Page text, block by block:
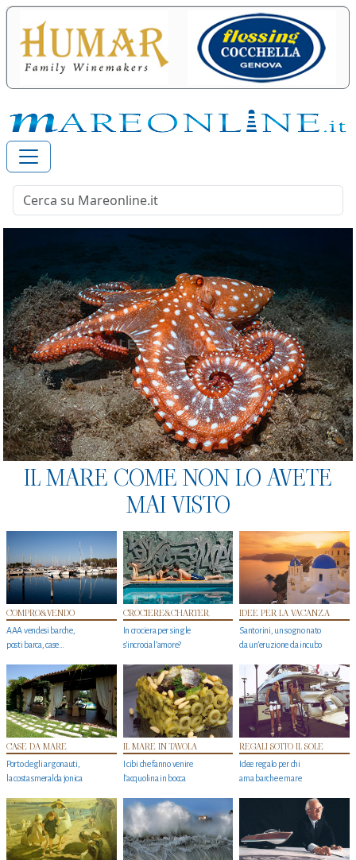
IL MARE COME NON LO AVETE
MAI VISTO
COMPRO&VENDO
AAA vendesi barche,
posti barca, case…
CROCIERE&CHARTER
In crociera per single
s'incrocia l’amore?
IDEE PER LA VACANZA
Santorini, un sogno nato
da un’eruzione da incubo
CASE DA MARE
Porto degli argonauti,
la costa smeralda jonica
IL MARE IN TAVOLA
I cibi che fanno venire
l’acquolina in bocca
REGALI SOTTO IL SOLE
Idee regalo per chi
ama barche e mare